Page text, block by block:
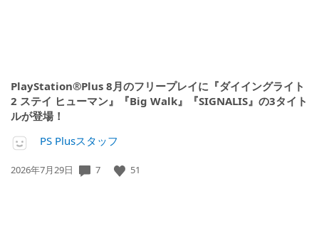
PlayStation®Plus 8月のフリープレイに『ダイイングライト
2 ステイ ヒューマン』『Big Walk』『SIGNALIS』の3タイト
ルが登場！
PS Plusスタッフ
公
2026年7月29日 7 51